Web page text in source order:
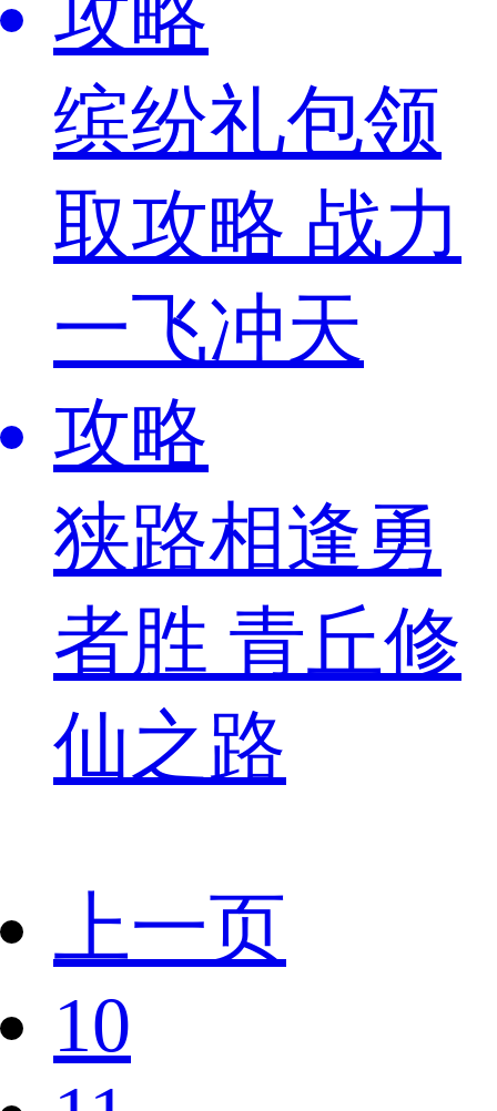
攻略
缤纷礼包领
取攻略 战力
一飞冲天
攻略
狭路相逢勇
者胜 青丘修
仙之路
上一页
10